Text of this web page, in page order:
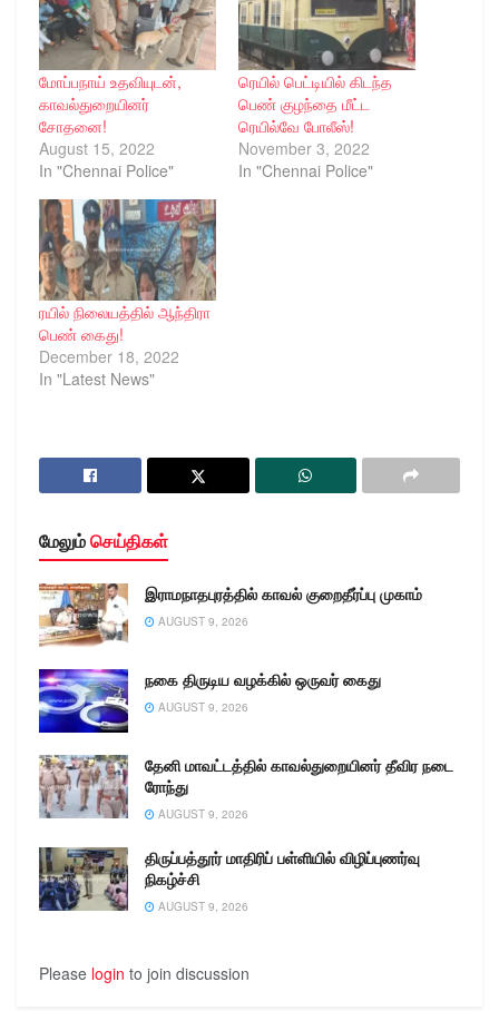
மோப்பநாய் உதவியுடன்,
காவல்துறையினர்
சோதனை!
August 15, 2022
In "Chennai Police"
ரெயில் பெட்டியில் கிடந்த
பெண் குழந்தை மீட்ட
ரெயில்வே போலீஸ்!
November 3, 2022
In "Chennai Police"
ரயில் நிலையத்தில் ஆந்திரா
பெண் கைது!
December 18, 2022
In "Latest News"
மேலும்செய்திகள்
இராமநாதபுரத்தில் காவல் குறைதீர்ப்பு முகாம்
AUGUST 9, 2026
நகை திருடிய வழக்கில் ஒருவர் கைது
AUGUST 9, 2026
தேனி மாவட்டத்தில் காவல்துறையினர் தீவிர நடை
ரோந்து
AUGUST 9, 2026
திருப்பத்தூர் மாதிரிப் பள்ளியில் விழிப்புணர்வு
நிகழ்ச்சி
AUGUST 9, 2026
Please login to join discussion